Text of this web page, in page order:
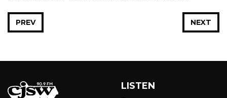
NEXT
PREV
LISTEN